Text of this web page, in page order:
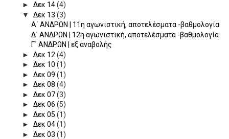
► Δεκ 14(4)
▼ Δεκ 13 (3)
Α΄ ΑΝΔΡΩΝ | 11η αγωνιστική, αποτελέσματα -βαθμολογία
Δ΄ ΑΝΔΡΩΝ | 12η αγωνιστική, αποτελέσματα -βαθμολογία
Γ΄ ΑΝΔΡΩΝ | εξ αναβολής
► Δεκ 12 (4)
► Δεκ 10 (1)
► Δεκ 09 (1)
► Δεκ 08 (4)
► Δεκ 07(3)
► Δεκ 06 (5)
► Δεκ 05 (1)
► Δεκ 04(1)
► Δεκ 03 (1)